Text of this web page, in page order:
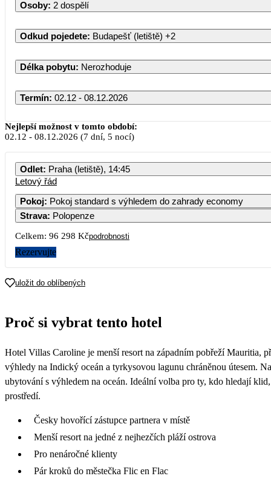
Osoby: 2 dospělí
Odkud pojedete: Budapešť (letiště) +2
Délka pobytu: Nerozhoduje
Termín: 02.12 - 08.12.2026
Prosinec 2026
PO ÚT ST ČT PÁ
48 769 48 149 44 299 43 149
Nejlepší možnost v tomto období:
02.12 - 08.12.2026 (7 dní, 5 nocí)
Odlet: Praha (letiště), 14:45
Letový řád
Pokoj:
Pokoj standard s výhledem do zahrady economy
Strava: Polopenze
Celkem: 96 298 Kčpodrobnosti
Rezervujte
uložit do oblíbených
Proč si vybrat tento hotel
Hotel Villas Caroline je menší resort na západním pobřeží Mauritia,
výhledy na Indický oceán a tyrkysovou lagunu chráněnou útesem.
ubytování s výhledem na oceán. Ideální volba pro ty, kdo hledají
prostředí.
Česky hovořící zástupce partnera v místě
Menší resort na jedné z nejhezčích pláží ostrova
Pro nenáročné klienty
Pár kroků do městečka Flic en Flac